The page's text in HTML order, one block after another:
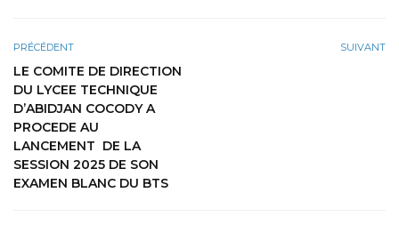
PRÉCÉDENT
LE COMITE DE DIRECTION
DU LYCEE TECHNIQUE
D’ABIDJAN COCODY A
PROCEDE AU
LANCEMENT DE LA
SESSION 2025 DE SON
EXAMEN BLANC DU BTS
SUIVANT